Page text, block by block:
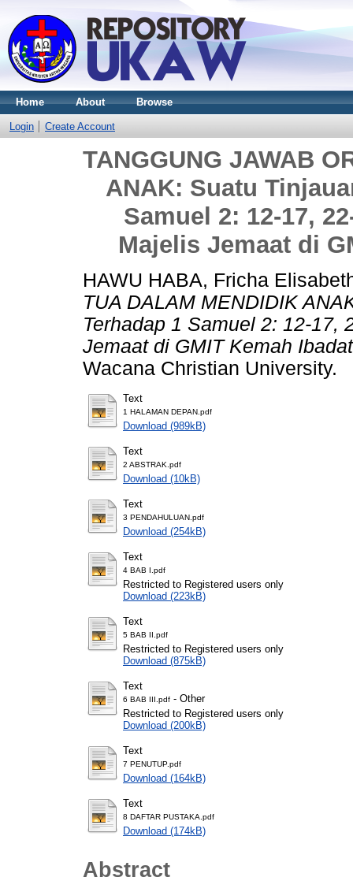
Home About Browse
Login Create Account
TANGGUNG JAWAB
ANAK: Suatu
Samuel 2: 12-17,
Majelis Jemaat di
HAWU HABA, Fricha
TUA DALAM MENDIDIK
Terhadap 1 Samuel 2: 12-17,
Jemaat di GMIT Kemah
Wacana Christian University.
Text
1 HALAMAN DEPAN.pdf
Download (989kB)
Text
2 ABSTRAK.pdf
Download (10kB)
Text
3 PENDAHULUAN.pdf
Download (254kB)
Text
4 BAB I.pdf
Restricted to Registered users only
Download (223kB)
Text
5 BAB II.pdf
Restricted to Registered users only
Download (875kB)
Text
6 BAB III.pdf - Other
Restricted to Registered users only
Download (200kB)
Text
7 PENUTUP.pdf
Download (164kB)
Text
8 DAFTAR PUSTAKA.pdf
Download (174kB)
Abstract